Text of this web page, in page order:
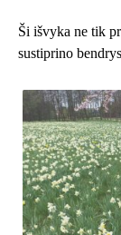
Ši išvyka ne tik
sustiprino